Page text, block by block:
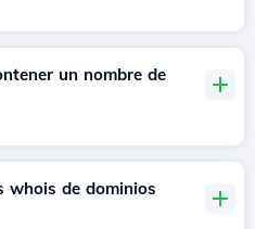
un nombre de
whois de dominios